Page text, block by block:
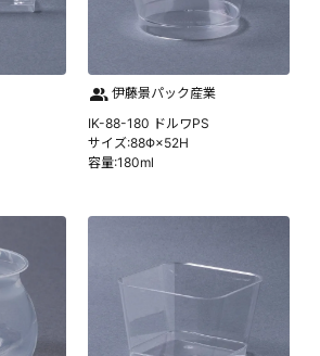
伊藤景パック産業
IK-88-180 ドルワPS
サイズ:88Φ×52H
容量:180ml